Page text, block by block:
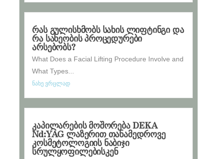
რას გულისხმობს სახის ლიფტინგი და
რა სახეობის პროცედურები
არსებობს?
What Does a Facial Lifting Procedure Involve and
What Types...
ნახე ვრცლად
კაპილარების მოშორება DEKA
Nd:YAG ლაზერით თანამედროვე
კოსმეტოლოგიის ნაბიჯი
სრულყოფილებისკენ